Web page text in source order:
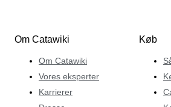
Om Catawiki
Om Catawiki
Vores eksperter
Karrierer
Køb